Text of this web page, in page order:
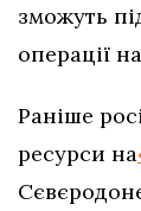
зможуть
операції
Раніше
ресурси на